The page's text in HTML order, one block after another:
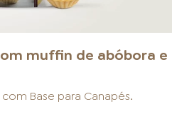
muffin de abóbora e
com Base para Canapés.